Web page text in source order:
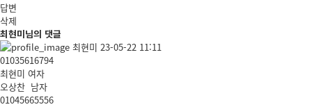
답변
삭제
최현미님의 댓글
최현미 23-05-22 11:11
01035616794
최현미 여자
오상찬 남자
01045665556